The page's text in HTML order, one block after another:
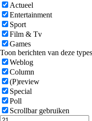
Actueel
Entertainment
Sport
Film & Tv
Games
Toon berichten van deze types
Weblog
Column
(P)review
Special
Poll
Scrollbar gebruiken